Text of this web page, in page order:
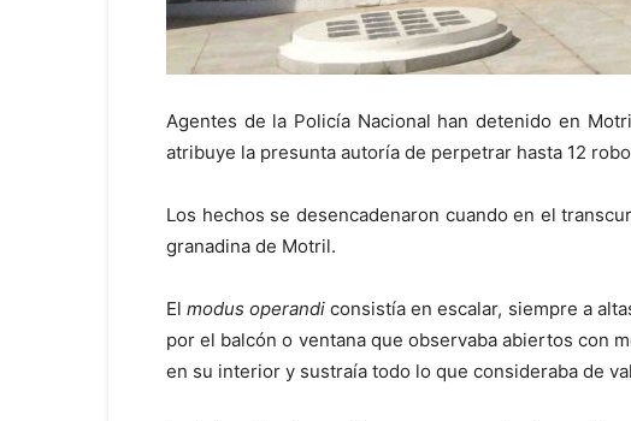
Agentes de la Policía Nacional han detenido en
atribuye la presunta autoría de perpetrar hasta 12
Los hechos se desencadenaron cuando en el
granadina de Motril.
Elmodus operandi consistía en escalar, siempre a
por el balcón o ventana que observaba abiertos con
en su interior y sustraía todo lo que consideraba de